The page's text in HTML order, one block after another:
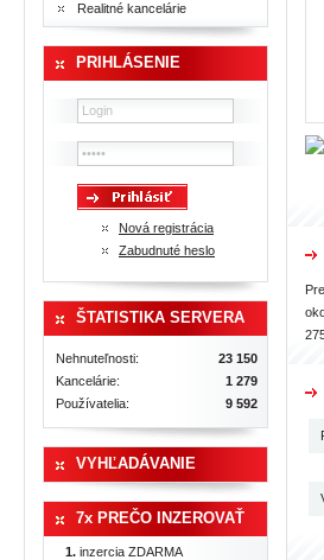
Realitné kancelárie
PRIHLÁSENIE
Nová registrácia
Zabudnuté heslo
ŠTATISTIKA SERVERA
Nehnuteľnosti:
23 150
Kancelárie:
1 279
Používatelia:
9 592
VYHĽADÁVANIE
7x PREČO INZEROVAŤ
inzercia ZDARMA